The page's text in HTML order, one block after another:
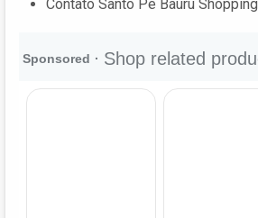
Contato Santo Pé Bauru Shopping